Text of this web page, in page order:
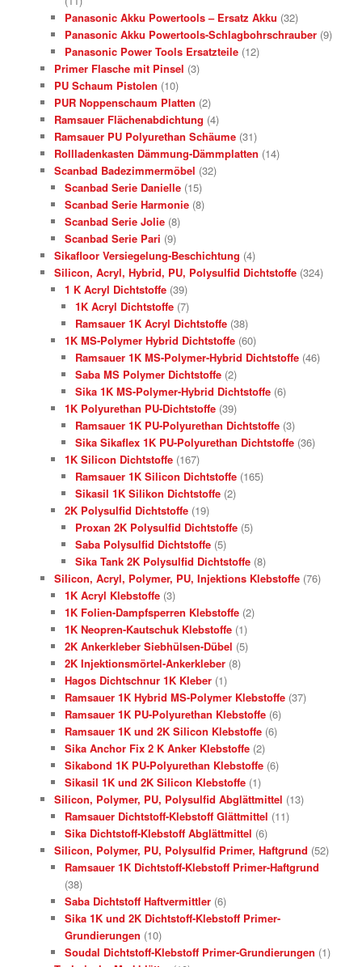
Panasonic Akku Powertools – Ersatz Akku (32)
Panasonic Akku Powertools-Schlagbohrschrauber (9)
Panasonic Power Tools Ersatzteile (12)
Primer Flasche mit Pinsel (3)
PU Schaum Pistolen (10)
PUR Noppenschaum Platten (2)
Ramsauer Flächenabdichtung (4)
Ramsauer PU Polyurethan Schäume (31)
Rollladenkasten Dämmung-Dämmplatten (14)
Scanbad Badezimmermöbel (32)
Scanbad Serie Danielle (15)
Scanbad Serie Harmonie (8)
Scanbad Serie Jolie (8)
Scanbad Serie Pari (9)
Sikafloor Versiegelung-Beschichtung (4)
Silicon, Acryl, Hybrid, PU, Polysulfid Dichtstoffe (324)
1 K Acryl Dichtstoffe (39)
1K Acryl Dichtstoffe (7)
Ramsauer 1K Acryl Dichtstoffe (38)
1K MS-Polymer Hybrid Dichtstoffe (60)
Ramsauer 1K MS-Polymer-Hybrid Dichtstoffe (46)
Saba MS Polymer Dichtstoffe (2)
Sika 1K MS-Polymer-Hybrid Dichtstoffe (6)
1K Polyurethan PU-Dichtstoffe (39)
Ramsauer 1K PU-Polyurethan Dichtstoffe (3)
Sika Sikaflex 1K PU-Polyurethan Dichtstoffe (36)
1K Silicon Dichtstoffe (167)
Ramsauer 1K Silicon Dichtstoffe (165)
Sikasil 1K Silikon Dichtstoffe (2)
2K Polysulfid Dichtstoffe (19)
Proxan 2K Polysulfid Dichtstoffe (5)
Saba Polysulfid Dichtstoffe (5)
Sika Tank 2K Polysulfid Dichtstoffe (8)
Silicon, Acryl, Polymer, PU, Injektions Klebstoffe (76)
1K Acryl Klebstoffe (3)
1K Folien-Dampfsperren Klebstoffe (2)
1K Neopren-Kautschuk Klebstoffe (1)
2K Ankerkleber Siebhülsen-Dübel (5)
2K Injektionsmörtel-Ankerkleber (8)
Hagos Dichtschnur 1K Kleber (1)
Ramsauer 1K Hybrid MS-Polymer Klebstoffe (37)
Ramsauer 1K PU-Polyurethan Klebstoffe (6)
Ramsauer 1K und 2K Silicon Klebstoffe (6)
Sika Anchor Fix 2 K Anker Klebstoffe (2)
Sikabond 1K PU-Polyurethan Klebstoffe (6)
Sikasil 1K und 2K Silicon Klebstoffe (1)
Silicon, Polymer, PU, Polysulfid Abglättmittel (13)
Ramsauer Dichtstoff-Klebstoff Glättmittel (11)
Sika Dichtstoff-Klebstoff Abglättmittel (6)
Silicon, Polymer, PU, Polysulfid Primer, Haftgrund (52)
Ramsauer 1K Dichtstoff-Klebstoff Primer-Haftgrund
(38)
Saba Dichtstoff Haftvermittler (6)
Sika 1K und 2K Dichtstoff-Klebstoff Primer-
Grundierungen (10)
Soudal Dichtstoff-Klebstoff Primer-Grundierungen (1)